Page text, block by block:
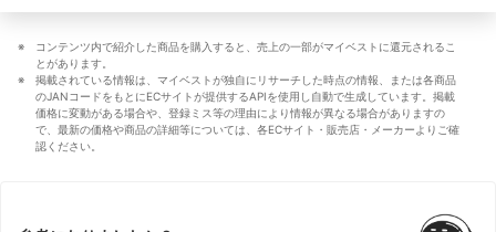
コンテンツ内で紹介した商品を購入すると、売上の一部がマイベストに還元されるこ
とがあります。
掲載されている情報は、マイベストが独自にリサーチした時点の情報、または各商品
のJANコードをもとにECサイトが提供するAPIを使用し自動で生成しています。掲載
価格に変動がある場合や、登録ミス等の理由により情報が異なる場合がありますの
で、最新の価格や商品の詳細等については、各ECサイト・販売店・メーカーよりご確
認ください。